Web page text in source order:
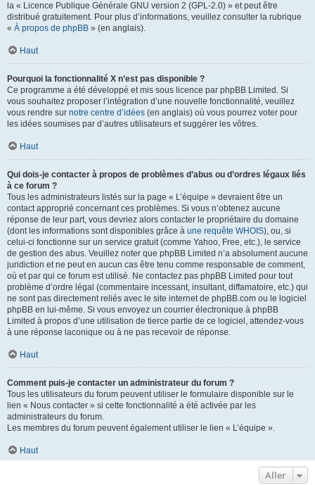
la « Licence Publique Générale GNU version 2 (GPL-2.0) » et peut être
distribué gratuitement. Pour plus d’informations, veuillez consulter la rubrique
« À propos de phpBB » (en anglais).
Haut
Pourquoi la fonctionnalité X n’est pas disponible ?
Ce programme a été développé et mis sous licence par phpBB Limited. Si
vous souhaitez proposer l’intégration d’une nouvelle fonctionnalité, veuillez
vous rendre sur notre centre d’idées (en anglais) où vous pourrez voter pour
les idées soumises par d’autres utilisateurs et suggérer les vôtres.
Haut
Qui dois-je contacter à propos de problèmes d’abus ou d’ordres légaux liés
à ce forum ?
Tous les administrateurs listés sur la page « L’équipe » devraient être un
contact approprié concernant ces problèmes. Si vous n’obtenez aucune
réponse de leur part, vous devriez alors contacter le propriétaire du domaine
(dont les informations sont disponibles grâce à une requête WHOIS), ou, si
celui-ci fonctionne sur un service gratuit (comme Yahoo, Free, etc.), le service
de gestion des abus. Veuillez noter que phpBB Limited n’a absolument aucune
juridiction et ne peut en aucun cas être tenu comme responsable de comment,
où et par qui ce forum est utilisé. Ne contactez pas phpBB Limited pour tout
problème d’ordre légal (commentaire incessant, insultant, diffamatoire, etc.) qui
ne sont pas directement reliés avec le site internet de phpBB.com ou le logiciel
phpBB en lui-même. Si vous envoyez un courrier électronique à phpBB
Limited à propos d’une utilisation de tierce partie de ce logiciel, attendez-vous
à une réponse laconique ou à ne pas recevoir de réponse.
Haut
Comment puis-je contacter un administrateur du forum ?
Tous les utilisateurs du forum peuvent utiliser le formulaire disponible sur le
lien « Nous contacter » si cette fonctionnalité a été activée par les
administrateurs du forum.
Les membres du forum peuvent également utiliser le lien « L’équipe ».
Haut
Aller